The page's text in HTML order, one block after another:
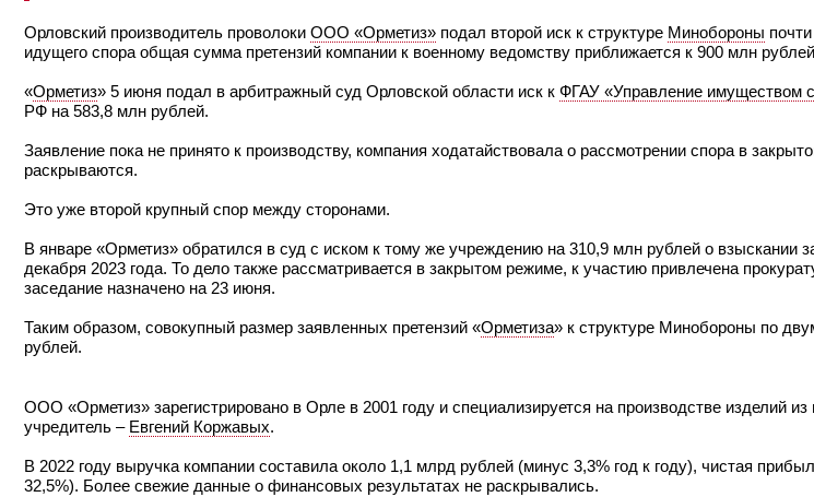
Орловский производитель проволоки ООО «Орметиз» подал второй иск к структуре Минобороны
идущего спора общая сумма претензий компании к военному ведомству приближается к 900 млн
«Орметиз» 5 июня подал в арбитражный суд Орловской области иск к ФГАУ «Управление имуществом
РФ на 583,8 млн рублей.
Заявление пока не принято к производству, компания ходатайствовала о рассмотрении спора в
раскрываются.
Это уже второй крупный спор между сторонами.
В январе «Орметиз» обратился в суд с иском к тому же учреждению на 310,9 млн рублей о взыскании
декабря 2023 года. То дело также рассматривается в закрытом режиме, к участию привлечена
заседание назначено на 23 июня.
Таким образом, совокупный размер заявленных претензий «Орметиза» к структуре Минобороны по
рублей.
ООО «Орметиз» зарегистрировано в Орле в 2001 году и специализируется на производстве изделий
учредитель – Евгений Коржавых.
В 2022 году выручка компании составила около 1,1 млрд рублей (минус 3,3% год к году), чистая
32,5%). Более свежие данные о финансовых результатах не раскрывались.